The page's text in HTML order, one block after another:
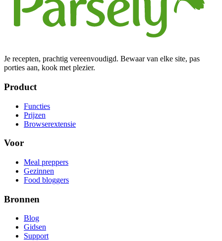
Je recepten, prachtig vereenvoudigd. Bewaar van elke site, pas
porties aan, kook met plezier.
Product
Functies
Prijzen
Browserextensie
Voor
Meal preppers
Gezinnen
Food bloggers
Bronnen
Blog
Gidsen
Support